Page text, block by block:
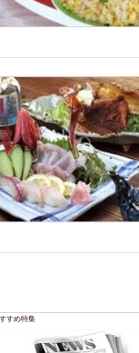
すめ特集